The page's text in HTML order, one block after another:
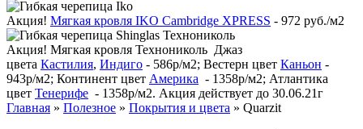
Акция! Мягкая кровля IKO Cambridge XPRESS - 972 руб./м2
Акция! Мягкая кровля Технониколь Джаз
цвета Кастилия, Индиго - 586р/м2; Вестерн цвет Каньон -
943р/м2; Континент цвет Америка - 1358р/м2; Атлантика
цвет Тенерифе - 1358р/м2. Акция действует до 30.06.21г
Главная » Полезное » Покрытия и цвета » Quarzit